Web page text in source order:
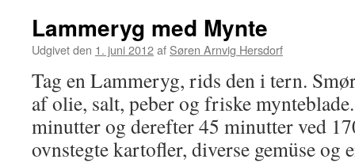
Lammeryg med Mynte
Udgivet den 1. juni 2012af Søren Arnvig Hersdorf
Tag en Lammeryg, rids den i tern.
af olie, salt, peber og friske
minutter og derefter 45 minutter ved
ovnstegte kartofler, diverse gemüse